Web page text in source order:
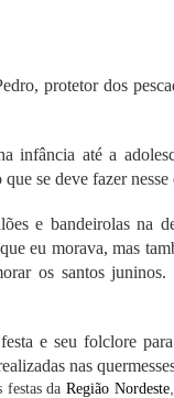
protetor dos
infância até a
se deve fazer
e bandeirolas na
eu morava, mas
os santos juninos.
e seu folclore
nas
da Região Nordeste,
de Barcelona
Colômbia,